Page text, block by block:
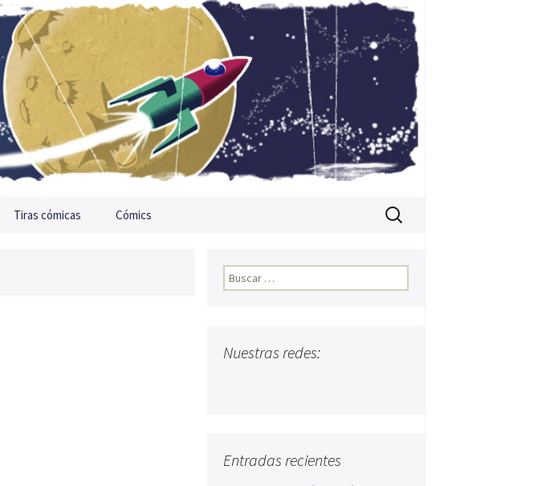
Tiras cómicas Cómics Buscar:
Buscar:
Nuestras redes:
Entradas recientes